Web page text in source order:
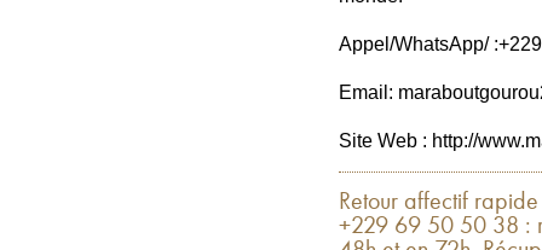
Appel/WhatsApp/
Email:
Site Web : http://
Retour affectif
+229 69 50 50 38 :